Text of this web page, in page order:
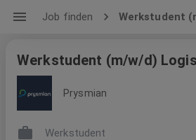
Job finden Werkstudent
Werkstudent (m/w/d)
Prysmian
Werkstudent